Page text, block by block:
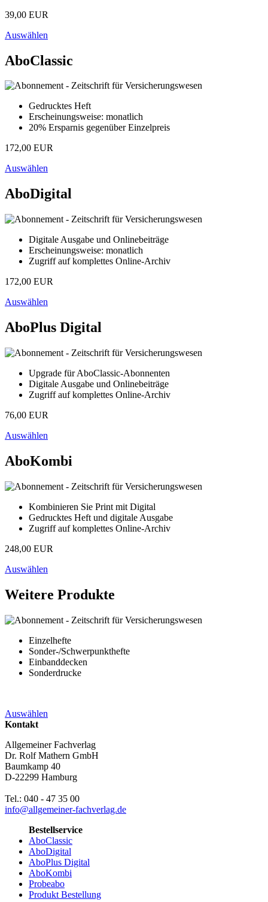
39,00 EUR
Auswählen
AboClassic
Gedrucktes Heft
Erscheinungsweise: monatlich
20% Ersparnis gegenüber Einzelpreis
172,00 EUR
Auswählen
AboDigital
Digitale Ausgabe und Onlinebeiträge
Erscheinungsweise: monatlich
Zugriff auf komplettes Online-Archiv
172,00 EUR
Auswählen
AboPlus Digital
Upgrade für AboClassic-Abonnenten
Digitale Ausgabe und Onlinebeiträge
Zugriff auf komplettes Online-Archiv
76,00 EUR
Auswählen
AboKombi
Kombinieren Sie Print mit Digital
Gedrucktes Heft und digitale Ausgabe
Zugriff auf komplettes Online-Archiv
248,00 EUR
Auswählen
Weitere Produkte
Einzelhefte
Sonder-/Schwerpunkthefte
Einbanddecken
Sonderdrucke
Auswählen
Kontakt
Allgemeiner Fachverlag
Dr. Rolf Mathern GmbH
Baumkamp 40
D-22299 Hamburg
Tel.: 040 - 47 35 00
info@allgemeiner-fachverlag.de
Bestellservice
AboClassic
AboDigital
AboPlus Digital
AboKombi
Probeabo
Produkt Bestellung